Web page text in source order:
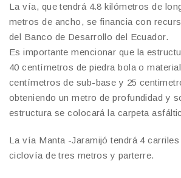
La vía, que tendrá 4.8 kilómetros de
metros de ancho, se financia con
del Banco de Desarrollo del Ecuador.
Es importante mencionar que la
40 centímetros de piedra bola o
centímetros de sub-base y 25
obteniendo un metro de profundidad y
estructura se colocará la carpeta
La vía Manta -Jaramijó tendrá 4
ciclovía de tres metros y parterre.